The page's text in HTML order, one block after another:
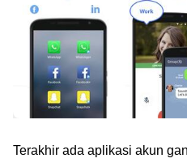
Terakhir ada aplikasi akun